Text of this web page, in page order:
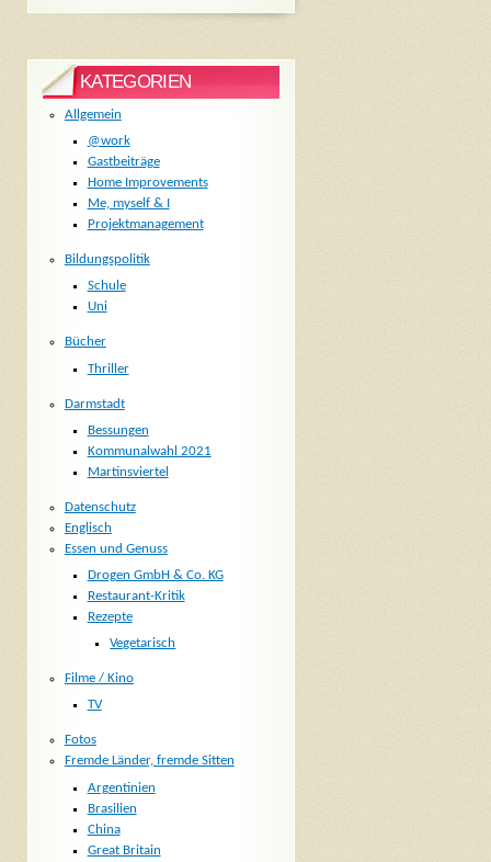
KATEGORIEN
Allgemein
@work
Gastbeiträge
Home Improvements
Me, myself & I
Projektmanagement
Bildungspolitik
Schule
Uni
Bücher
Thriller
Darmstadt
Bessungen
Kommunalwahl 2021
Martinsviertel
Datenschutz
Englisch
Essen und Genuss
Drogen GmbH & Co. KG
Restaurant-Kritik
Rezepte
Vegetarisch
Filme / Kino
TV
Fotos
Fremde Länder, fremde Sitten
Argentinien
Brasilien
China
Great Britain